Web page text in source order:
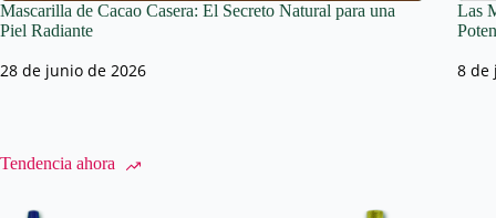
Mascarilla de Cacao Casera: El Secreto Natural para una
Piel Radiante
28 de junio de 2026
Las
8 de
Tendencia ahora